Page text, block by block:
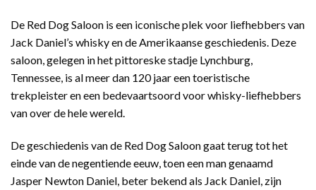
De Red Dog Saloon is een iconische plek voor liefhebbers van
Jack Daniel’s whisky en de Amerikaanse geschiedenis. Deze
saloon, gelegen in het pittoreske stadje Lynchburg,
Tennessee, is al meer dan 120 jaar een toeristische
trekpleister en een bedevaartsoord voor whisky-liefhebbers
van over de hele wereld.
De geschiedenis van de Red Dog Saloon gaat terug tot het
einde van de negentiende eeuw, toen een man genaamd
Jasper Newton Daniel, beter bekend als Jack Daniel, zijn